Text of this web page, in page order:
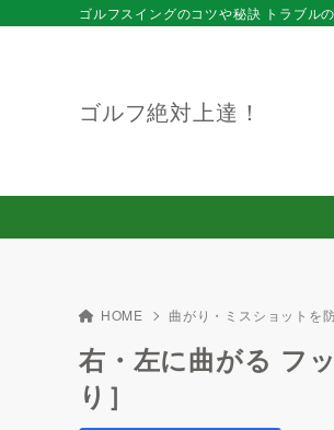
ゴルフ絶対上達！
ゴルフスイングのコツや秘訣 トラブル
HOME 曲がり・ミスショットを
右・左に曲がる フ
り］